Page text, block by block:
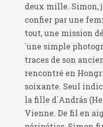
deux mille. Simon,
confier par une
tout, une mission
´une simple
traces de son
rencontré en
soixante. Seul
la fille d´András
Vienne. De fil en